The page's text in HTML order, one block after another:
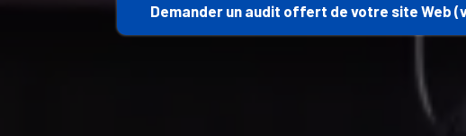
Demander un audit offert de votre site Web